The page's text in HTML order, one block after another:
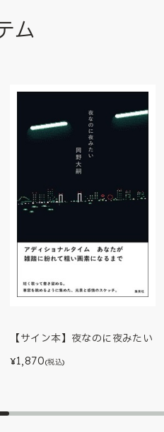
ム
【サイン本】夜なのに夜みたい
¥1,870(税込)